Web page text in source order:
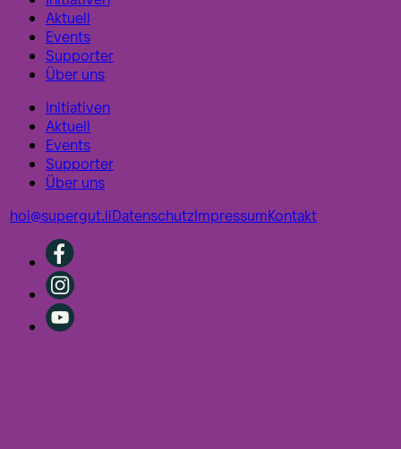
Aktuell
Events
Supporter
Über uns
Initiativen
Aktuell
Events
Supporter
Über uns
hoi@supergut.liDatenschutzImpressumKontakt